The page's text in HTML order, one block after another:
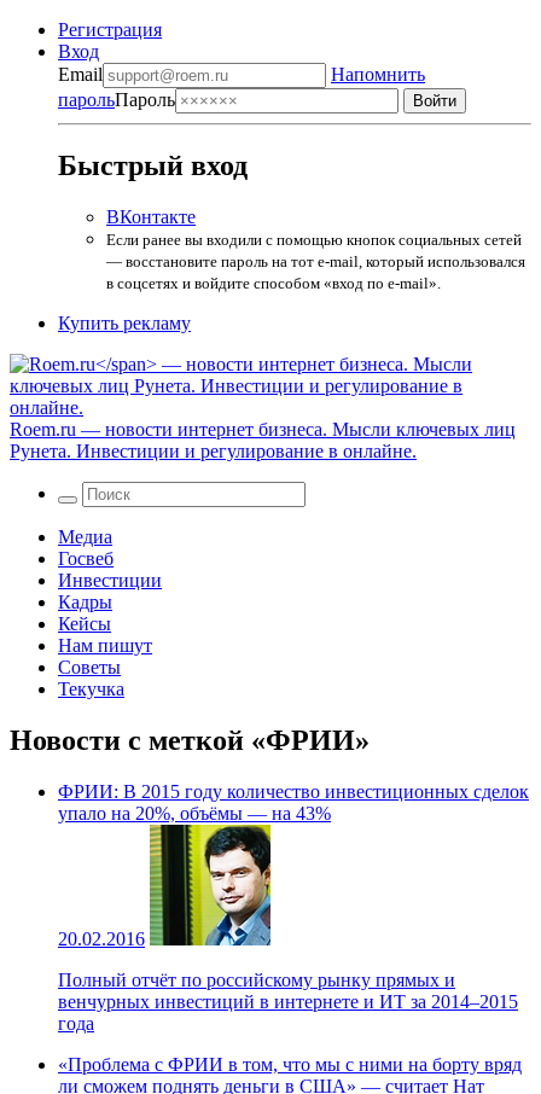
Регистрация
Вход
Email
Напомнить
парольПароль
Быстрый вход
ВКонтакте
Если ранее вы входили с помощью кнопок социальных сетей
— восстановите пароль на тот e-mail, который использовался
в соцсетях и войдите способом «вход по e-mail».
Купить рекламу
Roem.ru — новости интернет бизнеса. Мысли ключевых лиц
Рунета. Инвестиции и регулирование в онлайне.
Медиа
Госвеб
Инвестиции
Кадры
Кейсы
Нам пишут
Советы
Текучка
Новости с меткой «ФРИИ»
ФРИИ: В 2015 году количество инвестиционных сделок
упало на 20%, объёмы — на 43%
20.02.2016
Полный отчёт по российскому рынку прямых и
венчурных инвестиций в интернете и ИТ за 2014–2015
года
«Проблема с ФРИИ в том, что мы с ними на борту вряд
ли сможем поднять деньги в США» — считает Нат